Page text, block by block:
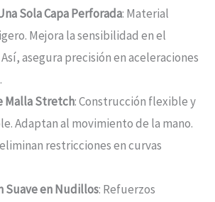
Sola Capa Perforada: Material
Mejora la sensibilidad en el
asegura precisión en aceleraciones
Malla Stretch: Construcción flexible y
Adaptan al movimiento de la mano.
restricciones en curvas
Suave en Nudillos: Refuerzos